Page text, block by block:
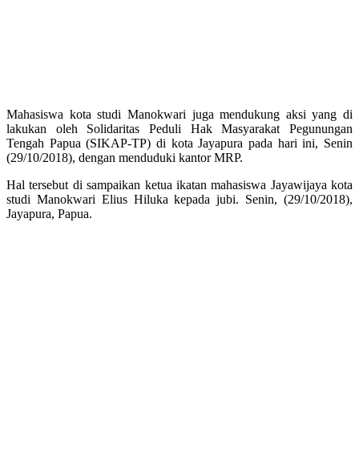
Mahasiswa kota studi Manokwari juga mendukung aksi yang di
lakukan oleh Solidaritas Peduli Hak Masyarakat Pegunungan
Tengah Papua (SIKAP-TP) di kota Jayapura pada hari ini, Senin
(29/10/2018), dengan menduduki kantor MRP.
Hal tersebut di sampaikan ketua ikatan mahasiswa Jayawijaya kota
studi Manokwari Elius Hiluka kepada jubi. Senin, (29/10/2018),
Jayapura, Papua.